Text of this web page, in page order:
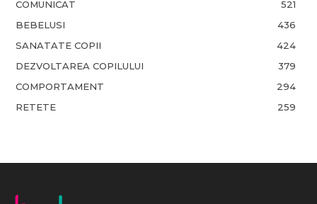
COMUNICAT
521
BEBELUSI
436
SANATATE COPII
424
DEZVOLTAREA COPILULUI
379
COMPORTAMENT
294
RETETE
259